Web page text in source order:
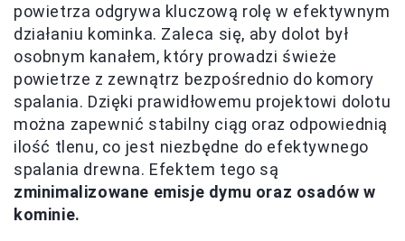
powietrza odgrywa kluczową rolę w efektywnym
działaniu kominka. Zaleca się, aby dolot był
osobnym kanałem, który prowadzi świeże
powietrze z zewnątrz bezpośrednio do komory
spalania. Dzięki prawidłowemu projektowi dolotu
można zapewnić stabilny ciąg oraz odpowiednią
ilość tlenu, co jest niezbędne do efektywnego
spalania drewna. Efektem tego są
zminimalizowane emisje dymu oraz osadów w
kominie.